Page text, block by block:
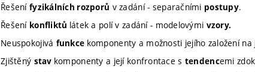
Řešení fyzikálních rozporů v zadání - separačními postupy.
Řešení konfliktů látek a polí v zadání - modelovými vzory.
Neuspokojivá funkce komponenty a možnosti jejího založení na
Zjištěný stav komponenty a její konfrontace s tendencemi